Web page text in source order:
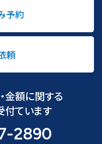
予約
頼
金額に関する
付ています
2890